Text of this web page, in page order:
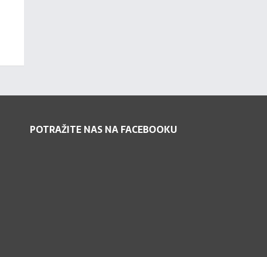
POTRAŽITE NAS NA FACEBOOKU